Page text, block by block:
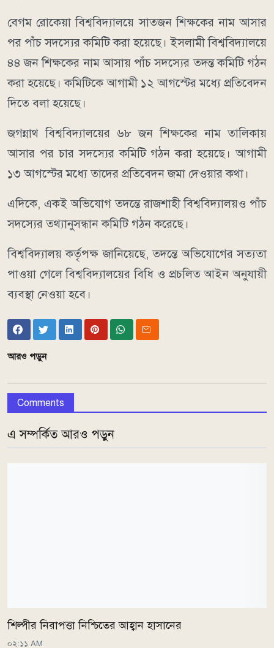
বেগম রোকেয়া বিশ্ববিদ্যালয়ে সাতজন শিক্ষকের নাম আসার
পর পাঁচ সদস্যের কমিটি করা হয়েছে। ইসলামী বিশ্ববিদ্যালয়ে
৪৪ জন শিক্ষকের নাম আসায় পাঁচ সদস্যের তদন্ত কমিটি গঠন
করা হয়েছে। কমিটিকে আগামী ১২ আগস্টের মধ্যে প্রতিবেদন
দিতে বলা হয়েছে।
জগন্নাথ বিশ্ববিদ্যালয়ের ৬৮ জন শিক্ষকের নাম তালিকায়
আসার পর চার সদস্যের কমিটি গঠন করা হয়েছে। আগামী
১৩ আগস্টের মধ্যে তাদের প্রতিবেদন জমা দেওয়ার কথা।
এদিকে, একই অভিযোগ তদন্তে রাজশাহী বিশ্ববিদ্যালয়ও পাঁচ
সদস্যের তথ্যানুসন্ধান কমিটি গঠন করেছে।
বিশ্ববিদ্যালয় কর্তৃপক্ষ জানিয়েছে, তদন্তে অভিযোগের সত্যতা
পাওয়া গেলে বিশ্ববিদ্যালয়ের বিধি ও প্রচলিত আইন অনুযায়ী
ব্যবস্থা নেওয়া হবে।
আরও পড়ুন
Comments
এ সম্পর্কিত আরও পড়ুন
শিল্পীর নিরাপত্তা নিশ্চিতের আহ্বান হাসানের
০২:১১ AM